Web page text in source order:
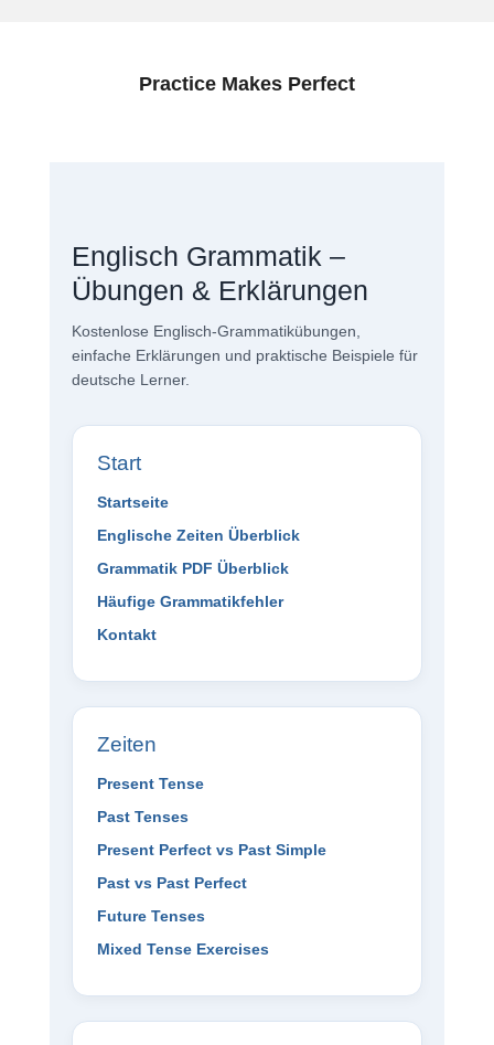
Practice Makes Perfect
Englisch Grammatik –
Übungen & Erklärungen
Kostenlose Englisch-Grammatikübungen,
einfache Erklärungen und praktische Beispiele für
deutsche Lerner.
Start
Startseite
Englische Zeiten Überblick
Grammatik PDF Überblick
Häufige Grammatikfehler
Kontakt
Zeiten
Present Tense
Past Tenses
Present Perfect vs Past Simple
Past vs Past Perfect
Future Tenses
Mixed Tense Exercises